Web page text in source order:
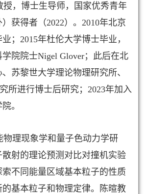
，博士生导师，国家优秀青年
获得者（2022）。2010年北京
；2015年杜伦大学博士毕业，
院院士Nigel Glover；此后在北
苏黎世大学理论物理研究所、
所进行博士后研究；2023年加入
。
理现象学和量子色动力学研
射的理论预测对比对撞机实验
不同能量区域基本粒子的性质
基本粒子和物理定律。陈暄教